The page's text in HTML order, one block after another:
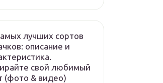
лучших сортов
описание и
свой любимый
(фото & видео)